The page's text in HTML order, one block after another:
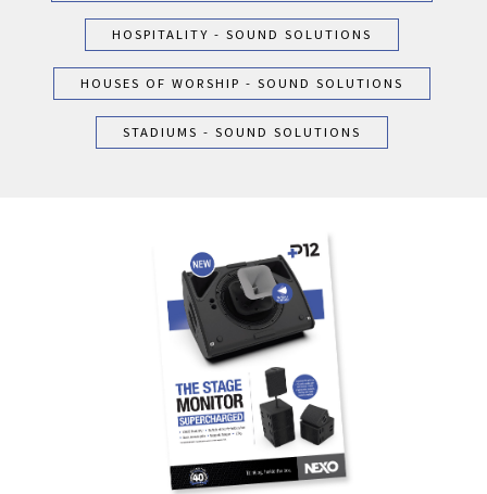
HOSPITALITY - SOUND SOLUTIONS
HOUSES OF WORSHIP - SOUND SOLUTIONS
STADIUMS - SOUND SOLUTIONS